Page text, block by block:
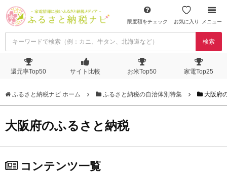
限度額をチェック お気に入り メニュー
検索
還元率Top50 サイト比較 お米Top50 家電Top25
ふるさと納税ナビ ホーム ふるさと納税の自治体別特集 大阪府
大阪府のふるさと納税
コンテンツ一覧